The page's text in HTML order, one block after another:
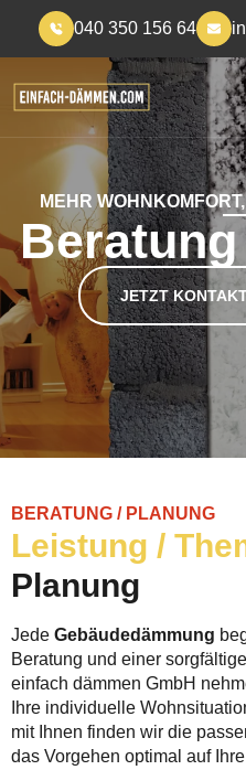
040 350 156 64
MEHR
JETZT
BERATUNG / PLANUNG
Leistung /
Planung
Jede Gebäudedämmung
Beratung und einer
einfach dämmen GmbH
Ihre individuelle
mit Ihnen finden wir die
das Vorgehen optimal auf